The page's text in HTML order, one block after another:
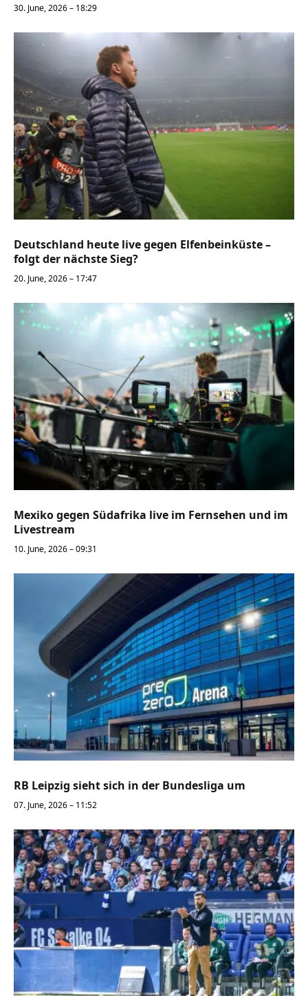
30. June, 2026 – 18:29
Deutschland heute live gegen Elfenbeinküste –
folgt der nächste Sieg?
20. June, 2026 – 17:47
Mexiko gegen Südafrika live im Fernsehen und im
Livestream
10. June, 2026 – 09:31
RB Leipzig sieht sich in der Bundesliga um
07. June, 2026 – 11:52